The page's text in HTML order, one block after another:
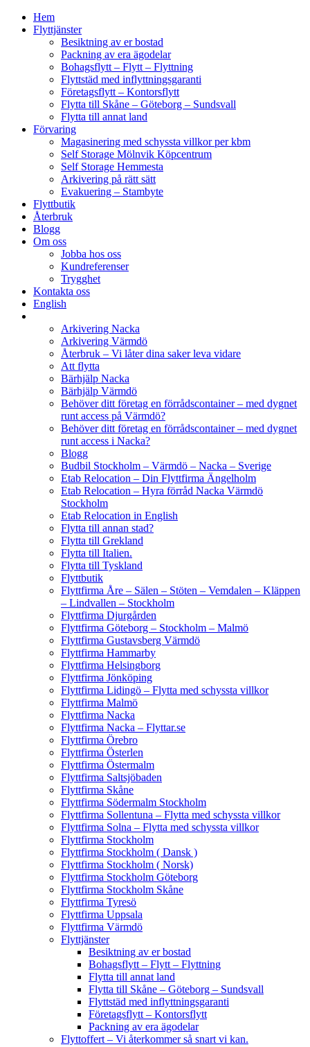
Hem
Flyttjänster
Besiktning av er bostad
Packning av era ägodelar
Bohagsflytt – Flytt – Flyttning
Flyttstäd med inflyttningsgaranti
Företagsflytt – Kontorsflytt
Flytta till Skåne – Göteborg – Sundsvall
Flytta till annat land
Förvaring
Magasinering med schyssta villkor per kbm
Self Storage Mölnvik Köpcentrum
Self Storage Hemmesta
Arkivering på rätt sätt
Evakuering – Stambyte
Flyttbutik
Återbruk
Blogg
Om oss
Jobba hos oss
Kundreferenser
Trygghet
Kontakta oss
English
Arkivering Nacka
Arkivering Värmdö
Återbruk – Vi låter dina saker leva vidare
Att flytta
Bärhjälp Nacka
Bärhjälp Värmdö
Behöver ditt företag en förrådscontainer – med dygnet
runt access på Värmdö?
Behöver ditt företag en förrådscontainer – med dygnet
runt access i Nacka?
Blogg
Budbil Stockholm – Värmdö – Nacka – Sverige
Etab Relocation – Din Flyttfirma Ängelholm
Etab Relocation – Hyra förråd Nacka Värmdö
Stockholm
Etab Relocation in English
Flytta till annan stad?
Flytta till Grekland
Flytta till Italien.
Flytta till Tyskland
Flyttbutik
Flyttfirma Åre – Sälen – Stöten – Vemdalen – Kläppen
– Lindvallen – Stockholm
Flyttfirma Djurgården
Flyttfirma Göteborg – Stockholm – Malmö
Flyttfirma Gustavsberg Värmdö
Flyttfirma Hammarby
Flyttfirma Helsingborg
Flyttfirma Jönköping
Flyttfirma Lidingö – Flytta med schyssta villkor
Flyttfirma Malmö
Flyttfirma Nacka
Flyttfirma Nacka – Flyttar.se
Flyttfirma Örebro
Flyttfirma Österlen
Flyttfirma Östermalm
Flyttfirma Saltsjöbaden
Flyttfirma Skåne
Flyttfirma Södermalm Stockholm
Flyttfirma Sollentuna – Flytta med schyssta villkor
Flyttfirma Solna – Flytta med schyssta villkor
Flyttfirma Stockholm
Flyttfirma Stockholm ( Dansk )
Flyttfirma Stockholm ( Norsk)
Flyttfirma Stockholm Göteborg
Flyttfirma Stockholm Skåne
Flyttfirma Tyresö
Flyttfirma Uppsala
Flyttfirma Värmdö
Flyttjänster
Besiktning av er bostad
Bohagsflytt – Flytt – Flyttning
Flytta till annat land
Flytta till Skåne – Göteborg – Sundsvall
Flyttstäd med inflyttningsgaranti
Företagsflytt – Kontorsflytt
Packning av era ägodelar
Flyttoffert – Vi återkommer så snart vi kan.